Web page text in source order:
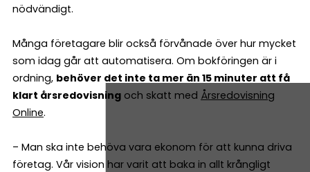
nödvändigt.
Många företagare blir också förvånade över hur mycket
som idag går att automatisera. Om bokföringen är i
ordning, behöver det inte ta mer än 15 minuter att få
klart årsredovisning och skatt med Årsredovisning
Online.
– Man ska inte behöva vara ekonom för att kunna driva
företag. Vår vision har varit att baka in allt krångligt